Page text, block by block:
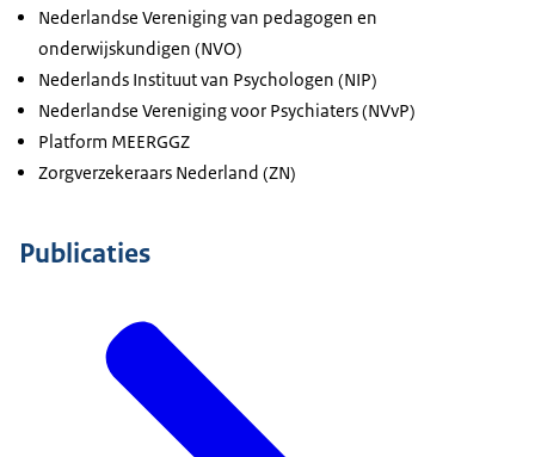
Nederlandse Vereniging van pedagogen en
onderwijskundigen (NVO)
Nederlands Instituut van Psychologen (NIP)
Nederlandse Vereniging voor Psychiaters (NVvP)
Platform MEERGGZ
Zorgverzekeraars Nederland (ZN)
Publicaties